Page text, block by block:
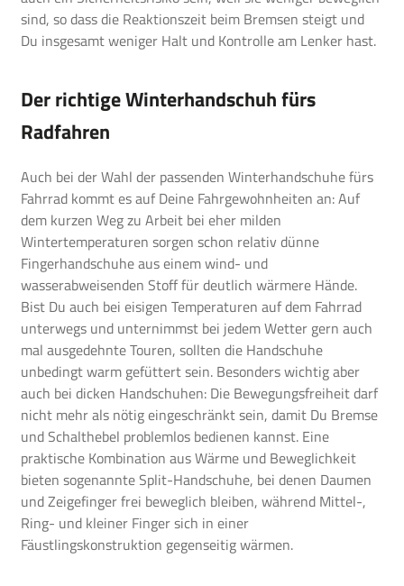
sind, so dass die Reaktionszeit beim Bremsen steigt und
Du insgesamt weniger Halt und Kontrolle am Lenker hast.
Der richtige Winterhandschuh fürs
Radfahren
Auch bei der Wahl der passenden Winterhandschuhe fürs
Fahrrad kommt es auf Deine Fahrgewohnheiten an: Auf
dem kurzen Weg zu Arbeit bei eher milden
Wintertemperaturen sorgen schon relativ dünne
Fingerhandschuhe aus einem wind- und
wasserabweisenden Stoff für deutlich wärmere Hände.
Bist Du auch bei eisigen Temperaturen auf dem Fahrrad
unterwegs und unternimmst bei jedem Wetter gern auch
mal ausgedehnte Touren, sollten die Handschuhe
unbedingt warm gefüttert sein. Besonders wichtig aber
auch bei dicken Handschuhen: Die Bewegungsfreiheit darf
nicht mehr als nötig eingeschränkt sein, damit Du Bremse
und Schalthebel problemlos bedienen kannst. Eine
praktische Kombination aus Wärme und Beweglichkeit
bieten sogenannte Split-Handschuhe, bei denen Daumen
und Zeigefinger frei beweglich bleiben, während Mittel-,
Ring- und kleiner Finger sich in einer
Fäustlingskonstruktion gegenseitig wärmen.